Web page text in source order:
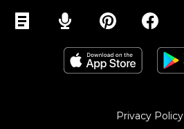
Ecwid para Weebly
Privacy Policy